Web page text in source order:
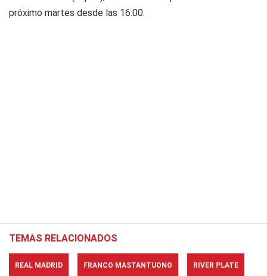
próximo martes desde las 16:00.
TEMAS RELACIONADOS
REAL MADRID FRANCO MASTANTUONO RIVER PLATE